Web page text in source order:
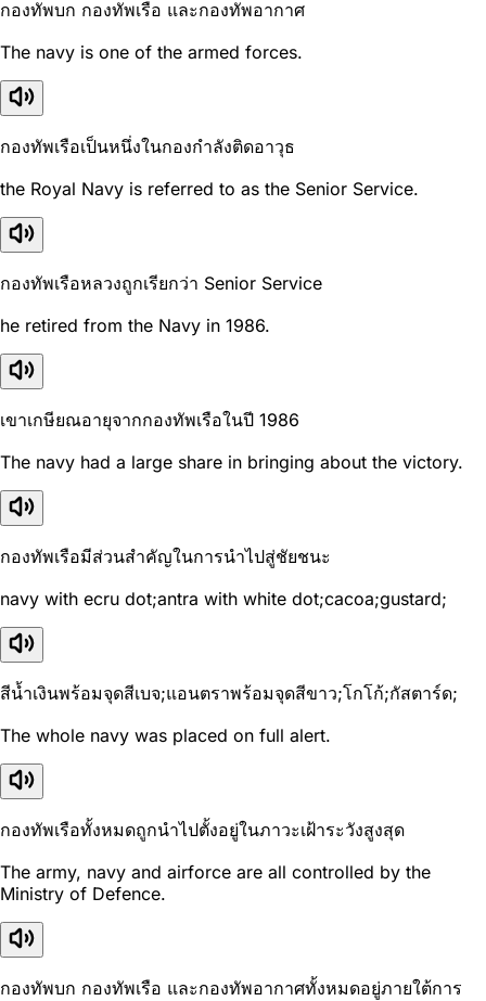
กองทัพบก กองทัพเรือ และกองทัพอากาศ
The navy is one of the armed forces.
กองทัพเรือเป็นหนึ่งในกองกำลังติดอาวุธ
the Royal Navy is referred to as the Senior Service.
กองทัพเรือหลวงถูกเรียกว่า Senior Service
he retired from the Navy in 1986.
เขาเกษียณอายุจากกองทัพเรือในปี 1986
The navy had a large share in bringing about the victory.
กองทัพเรือมีส่วนสำคัญในการนำไปสู่ชัยชนะ
navy with ecru dot;antra with white dot;cacoa;gustard;
สีน้ำเงินพร้อมจุดสีเบจ;แอนตราพร้อมจุดสีขาว;โกโก้;กัสตาร์ด;
The whole navy was placed on full alert.
กองทัพเรือทั้งหมดถูกนำไปตั้งอยู่ในภาวะเฝ้าระวังสูงสุด
The army, navy and airforce are all controlled by the
Ministry of Defence.
กองทัพบก กองทัพเรือ และกองทัพอากาศทั้งหมดอยู่ภายใต้การ